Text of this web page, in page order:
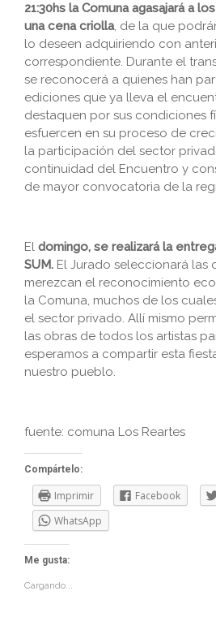
21:30hs la Comuna agasajará a
una cena criolla, de la que
lo deseen adquiriendo con
correspondiente. Durante el
se reconocerá a quienes han
ediciones que ya lleva el
destaquen por sus condiciones
esfuercen en su proceso de
la participación del sector
continuidad del Encuentro y
de mayor convocatoria de la
El domingo, se realizará la
SUM. El Jurado seleccionará las
merezcan el reconocimiento
la Comuna, muchos de los
el sector privado. Allí mismo
las obras de todos los artistas
esperamos a compartir esta
nuestro pueblo.
fuente: comuna Los Reartes
Compártelo:
Imprimir Facebook
WhatsApp
Me gusta:
Cargando...